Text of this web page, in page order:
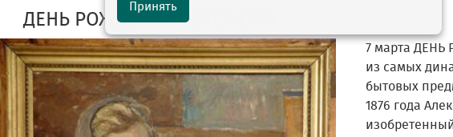
ДЕНЬ РОЖДЕНИЯ ТЕЛЕФОНА
7 марта
из самых
бытовых
1876 года
Принять